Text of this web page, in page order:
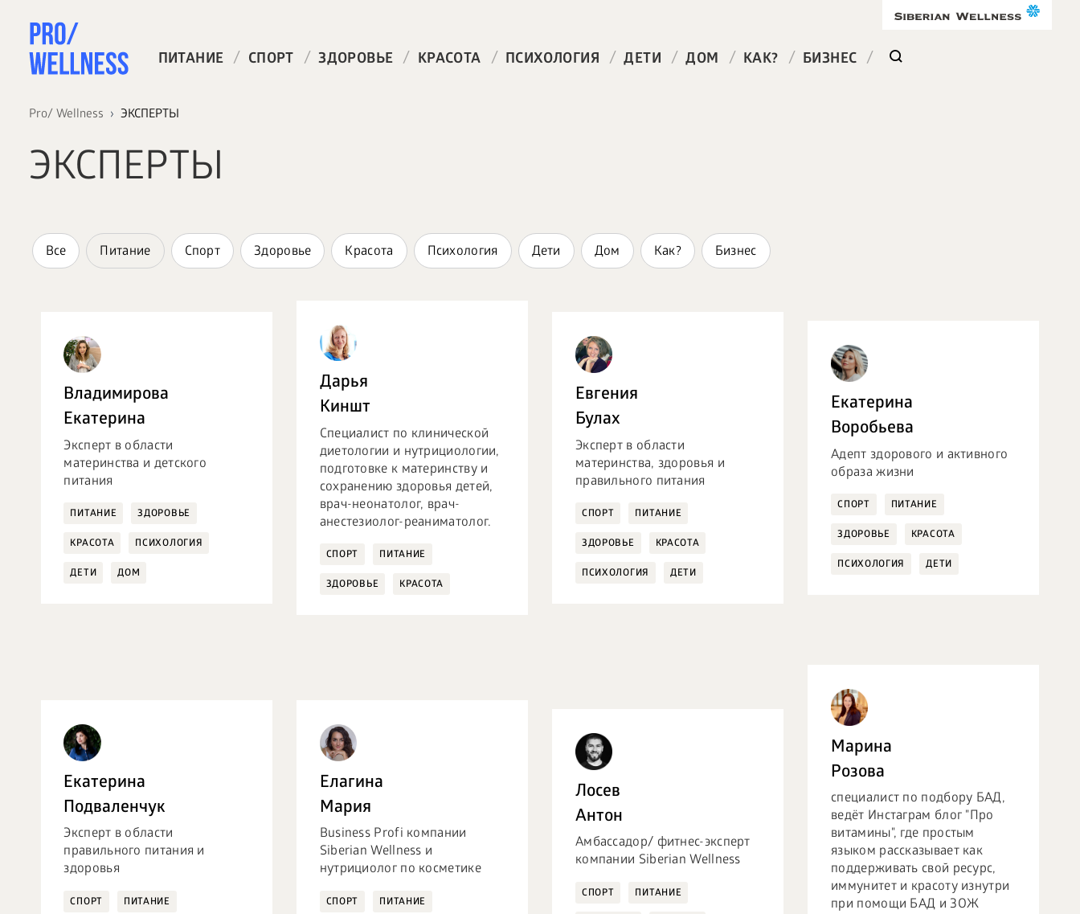
ПИТАНИЕ / СПОРТ / ЗДОРОВЬЕ / КРАСОТА / ПСИХОЛОГИЯ / ДЕТИ / ДОМ / КАК? / БИЗНЕС /
Pro/ Wellness ЭКСПЕРТЫ
ЭКСПЕРТЫ
Все Питание Спорт Здоровье Красота Психология Дети Дом Как? Бизнес
Владимирова
Екатерина
Эксперт в области
материнства и детского
питания
ПИТАНИЕ ЗДОРОВЬЕ
КРАСОТА ПСИХОЛОГИЯ
ДЕТИ ДОМ
Дарья
Киншт
Специалист по клинической
диетологии и нутрициологии,
подготовке к материнству и
сохранению здоровья детей,
врач-неонатолог, врач-
анестезиолог-реаниматолог.
СПОРТ ПИТАНИЕ
ЗДОРОВЬЕ КРАСОТА
Евгения
Булах
Эксперт в области
материнства, здоровья и
правильного питания
СПОРТ ПИТАНИЕ
ЗДОРОВЬЕ КРАСОТА
ПСИХОЛОГИЯ ДЕТИ
Екатерина
Воробьева
Адепт здорового и активного
образа жизни
СПОРТ ПИТАНИЕ
ЗДОРОВЬЕ КРАСОТА
ПСИХОЛОГИЯ ДЕТИ
Екатерина
Подваленчук
Эксперт в области
правильного питания и
здоровья
СПОРТ ПИТАНИЕ
Елагина
Мария
Business Profi компании
Siberian Wellness и
нутрициолог по косметике
СПОРТ ПИТАНИЕ
Лосев
Антон
Амбассадор/ фитнес-эксперт
компании Siberian Wellness
СПОРТ ПИТАНИЕ
Марина
Розова
специалист по подбору БАД,
ведёт Инстаграм блог "Про
витамины", где простым
языком рассказывает как
поддерживать свой ресурс,
иммунитет и красоту изнутри
при помощи БАД и ЗОЖ